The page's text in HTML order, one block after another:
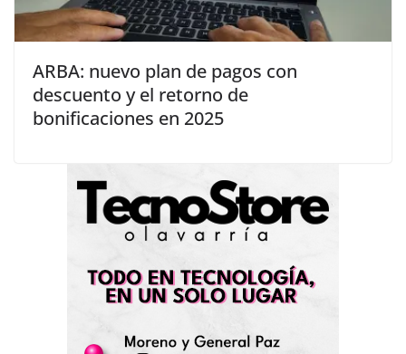
ARBA: nuevo plan de pagos con
descuento y el retorno de
bonificaciones en 2025